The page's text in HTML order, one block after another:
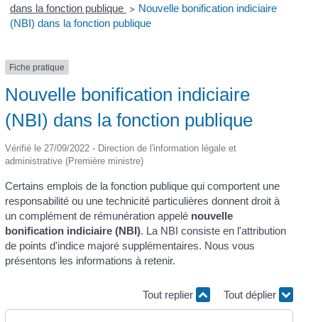
dans la fonction publique > Nouvelle bonification indiciaire
(NBI) dans la fonction publique
Fiche pratique
Nouvelle bonification indiciaire
(NBI) dans la fonction publique
Vérifié le 27/09/2022 - Direction de l'information légale et
administrative (Première ministre)
Certains emplois de la fonction publique qui comportent une
responsabilité ou une technicité particulières donnent droit à
un complément de rémunération appelé nouvelle
bonification indiciaire (NBI). La NBI consiste en l'attribution
de points d'indice majoré supplémentaires. Nous vous
présentons les informations à retenir.
Tout replier Tout déplier